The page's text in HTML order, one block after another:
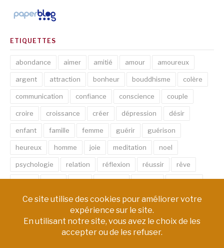
ETIQUETTES
abondance aimer amitié amour amoureux
argent attraction bonheur bouddhisme colère
communication confiance conscience couple
croire croissance créer dépression désir
enfant famille femme guérir guérison
heureux homme joie meditation noel
psychologie relation réflexion réussir rêve
santé sexe soin spirituel succès thérapie
vie âme émotion énergie équilibre